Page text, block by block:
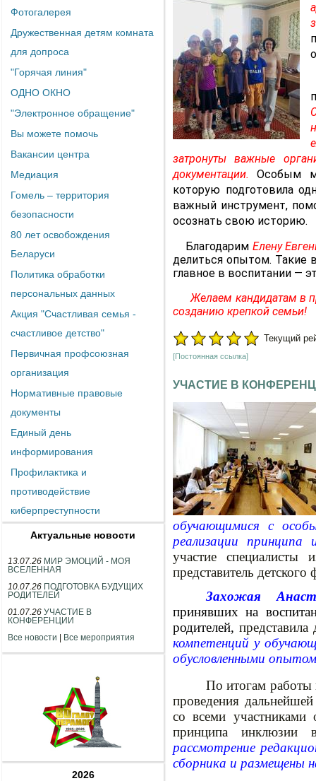
Фотогалерея
Дружественная детям комната
для допроса
"Горячая линия"
ОДНО ОКНО
"Электронное обращение"
Вы можете помочь
Вакансии центра
Медиация
Гомель – территория
безопасности
80 лет освобождения
Беларуси
Политика обработки
персональных данных
Акция "Счастливая семья -
счастливое детство"
Первичная профсоюзная
организация
Нормативные правовые
документы
Единый день
информирования
Профилактика и
противодействие
киберпреступности
Актуальные новости
13.07.26 МИР ЭМОЦИЙ - МОЯ
ВСЕЛЕННАЯ
10.07.26 ПОДГОТОВКА БУДУЩИХ
РОДИТЕЛЕЙ
01.07.26 УЧАСТИЕ В
КОНФЕРЕНЦИИ
Все новости
Все мероприятия
2026
затронуты важные
документации.
Особым
которую подготовила
важный инструмент,
осознать свою историю.
Благодарим Елену
делиться опытом. Такие
главное в воспитании —
Желаем кандидатам в
созданию крепкой семьи!
Текущий
[Постоянная ссылка]
УЧАСТИЕ В
обучающимися с
реализации принципа
участие специалисты
представитель
Захожая
принявших на
родителей,
компетенций у
обусловленными
По итогам работы
проведения
со всеми участниками
принципа инклюзии
рассмотрение
сборника и размещены